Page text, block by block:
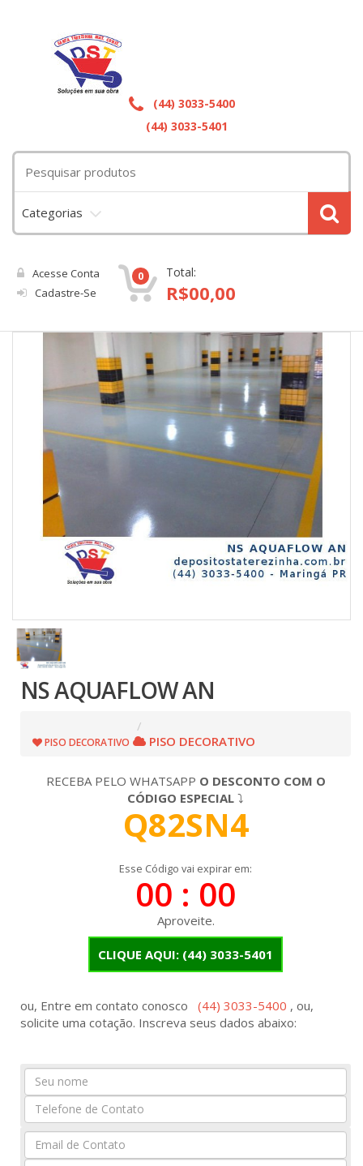
(44) 3033-5400
(44) 3033-5401
Categorias
Acesse Conta
Cadastre-Se
0 Total:
R$00,00
NS AQUAFLOW AN
PISO DECORATIVO PISO DECORATIVO
RECEBA PELO WHATSAPP O DESCONTO COM O
CÓDIGO ESPECIAL ⤵
Q82SN4
Esse Código vai expirar em:
00 : 00
Aproveite.
CLIQUE AQUI: (44) 3033-5401
ou, Entre em contato conosco (44) 3033-5400 , ou,
solicite uma cotação. Inscreva seus dados abaixo:
Seu
Nome
Seu
Email